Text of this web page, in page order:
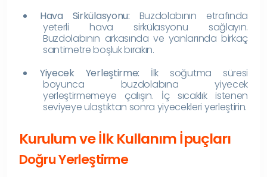
Hava Sirkülasyonu: Buzdolabının etrafında
yeterli hava sirkülasyonu sağlayın.
Buzdolabının arkasında ve yanlarında birkaç
santimetre boşluk bırakın.
Yiyecek Yerleştirme: İlk soğutma süresi
boyunca buzdolabına yiyecek
yerleştirmemeye çalışın. İç sıcaklık istenen
seviyeye ulaştıktan sonra yiyecekleri yerleştirin.
Kurulum ve İlk Kullanım İpuçları
Doğru Yerleştirme